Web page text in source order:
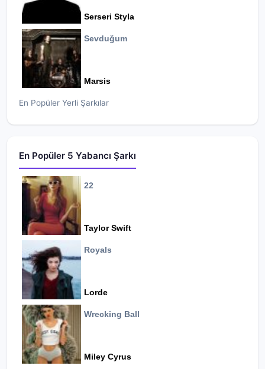
Serseri Styla
Sevduğum
Marsis
En Popüler Yerli Şarkılar
En Popüler 5 Yabancı Şarkı
22
Taylor Swift
Royals
Lorde
Wrecking Ball
Miley Cyrus